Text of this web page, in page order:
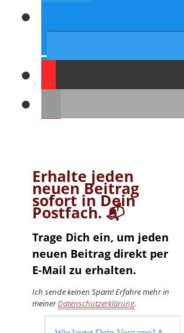
Erhalte jeden
neuen Beitrag
sofort in Dein
Postfach. 📬
Trage Dich ein, um jeden
neuen Beitrag direkt per
E-Mail zu erhalten.
Ich sende keinen Spam! Erfahre mehr in
meinerDatenschutzerklärung.